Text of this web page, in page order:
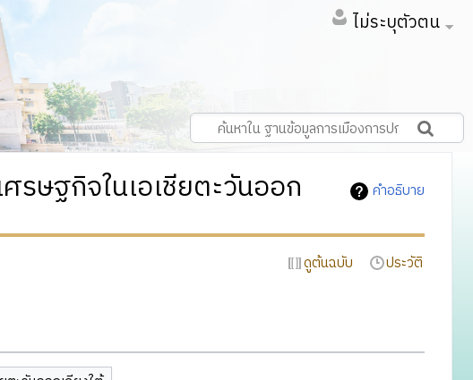
ไม่ระบุตัวตน
คำอธิบาย
รษฐกิจในเอเชียตะวันออก
ดูต้นฉบับ ประวัติ